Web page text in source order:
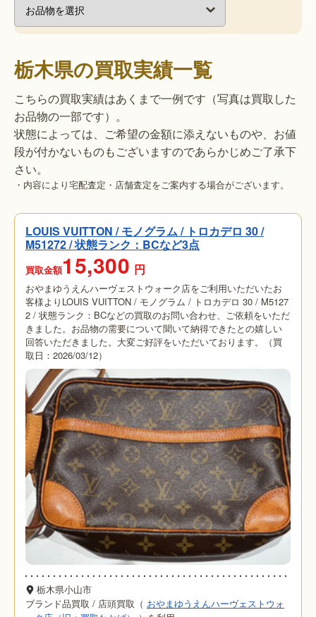
栃木県の買取実績一覧
こちらの買取実績はあくまで一例です（写真は買取した
お品物の一部です）。
状態によっては、ご希望の金額に添えないものや、お値
段が付かないものもございますのであらかじめご了承下
さい。
・内容により宅配査定・店舗査定をご案内する場合がございます。
LOUIS VUITTON / モノグラム / トロカデロ 30 /
M51272 / 状態ランク：BCなど3点
買取金額15,300 円
おやまゆうえんハーヴェストウォーク店をご利用いただいたお
客様よりLOUIS VUITTON / モノグラム / トロカデロ 30 / M5127
2 / 状態ランク：BCなどの買取のお問い合わせ、ご依頼をいただ
きました。お品物の需要について聞いて納得できたとの嬉しい
回答いただきました。大変ご好評をいただいております。（買
取日：2026/03/12）
栃木県小山市
ブランド品買取 / 店頭買取（ おやまゆうえんハーヴェストウォ